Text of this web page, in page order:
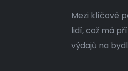
Mezi klíčové
lidí, což má
výdajů na